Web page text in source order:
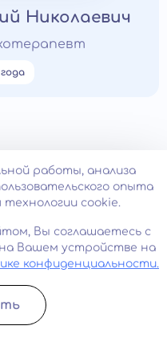
Николаевич
работы, анализа
опыта
cookie.
Вы соглашаетесь с
Вашем устройстве на
конфиденциальности.